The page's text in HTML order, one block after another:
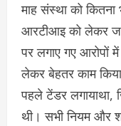
माह संस्था को
आरटीआइ को लेकर
पर लगाए गए आरोपों
लेकर बेहतर काम
पहले टेंडर लगायाथा,
थी। सभी नियम और